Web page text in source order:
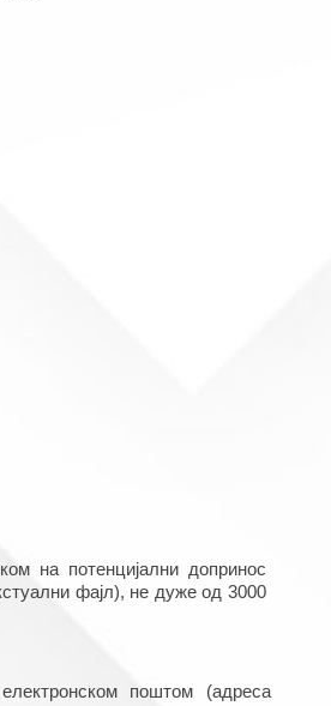
на потенцијални допринос
фајл), не дуже од 3000
поштом (адресa